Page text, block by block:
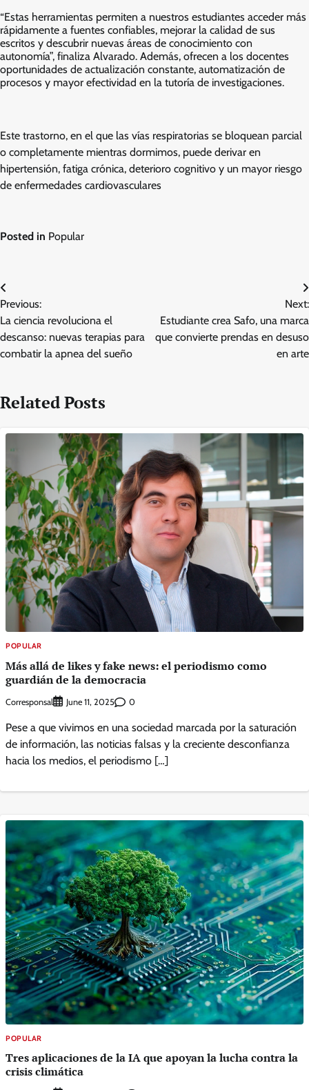
“Estas herramientas permiten a nuestros estudiantes acceder más
rápidamente a fuentes confiables, mejorar la calidad de sus
escritos y descubrir nuevas áreas de conocimiento con
autonomía”, finaliza Alvarado. Además, ofrecen a los docentes
oportunidades de actualización constante, automatización de
procesos y mayor efectividad en la tutoría de investigaciones.
Este trastorno, en el que las vías respiratorias se bloquean parcial
o completamente mientras dormimos, puede derivar en
hipertensión, fatiga crónica, deterioro cognitivo y un mayor riesgo
de enfermedades cardiovasculares
Posted in Popular
Post
navigation
Previous:
La ciencia revoluciona el
descanso: nuevas terapias para
combatir la apnea del sueño
Next:
Estudiante crea Safo, una marca
que convierte prendas en desuso
en arte
Related Posts
POPULAR
Más allá de likes y fake news: el periodismo como
guardián de la democracia
Corresponsal June 11, 2025 0
Pese a que vivimos en una sociedad marcada por la saturación
de información, las noticias falsas y la creciente desconfianza
hacia los medios, el periodismo […]
POPULAR
Tres aplicaciones de la IA que apoyan la lucha contra la
crisis climática